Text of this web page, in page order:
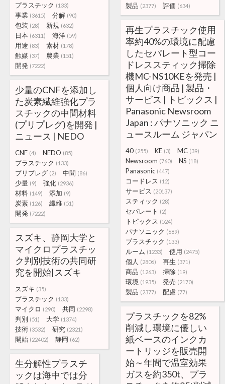
製品 (2377) 評価 (634)
プラスチック (133)
事業 (3615) 分解 (90)
包装 (28) 新規 (632)
日本 (6311) 海洋 (59)
用途 (83) 素材 (178)
触媒 (37) 農業 (151)
開発 (7222)
再生プラスチック使用
率約40%の環境に配慮
したセパレート型コー
ドレススティック掃除
機MC-NS10KEを発売 |
個人向け商品 | 製品・
サービス | トピックス |
Panasonic Newsroom
Japan : パナソニック ニ
ュースルーム ジャパン
40 (255) KE (3) MC (39)
Newsroom (760) NS (18)
Panasonic (447)
コードレス (12)
サービス (20137)
スティック (28)
セパレート (2)
トピックス (524)
パナソニック (689)
プラスチック (133)
ルーム (1233) 使用 (2475)
個人 (2806) 再生 (371)
商品 (1263) 掃除 (19)
環境 (1935) 発売 (2170)
製品 (2377) 配慮 (77)
少量のCNFを添加し
た炭素繊維強化プラ
スチックの中間材料
(プリプレグ)を開発 |
ニュース | NEDO
CNF (4) NEDO (85)
プラスチック (133)
プリプレグ (2) 中間 (86)
少量 (9) 強化 (2936)
材料 (149) 添加 (9)
炭素 (126) 繊維 (51)
開発 (7222)
スズキ、静岡大学と
マイクロプラスチッ
ク判別技術の共同研
究を開始|スズキ
スズキ (35)
プラスチック (133)
マイクロ (290) 共同 (2298)
判別 (51) 大学 (1374)
技術 (3532) 研究 (2321)
開始 (22402) 静岡 (62)
プラスチックを82%
削減し環境に優しい
紙ベースのインクカ
ートリッジを販売開
始～年間で温室効果
ガスを約350t、プラ
生分解性プラスチ
ックは海中では分